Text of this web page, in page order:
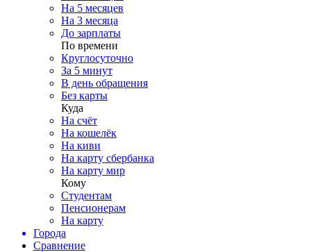
На 5 месяцев
На 3 месяца
До зарплаты
По времени
Круглосуточно
За 5 минут
В день обращения
Без карты
Куда
На счёт
На кошелёк
На киви
На карту сбербанка
На карту мир
Кому
Студентам
Пенсионерам
На карту
Города
Сравнение